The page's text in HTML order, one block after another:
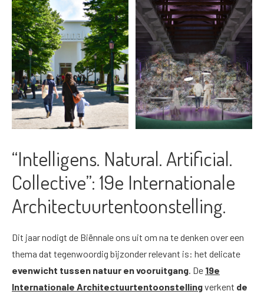
“Intelligens. Natural. Artificial.
Collective”: 19e Internationale
Architectuurtentoonstelling.
Dit jaar nodigt de Biënnale ons uit om na te denken over een
thema dat tegenwoordig bijzonder relevant is: het delicate
evenwicht tussen natuur en vooruitgang . De 19e
Internationale Architectuurtentoonstellingverkent de